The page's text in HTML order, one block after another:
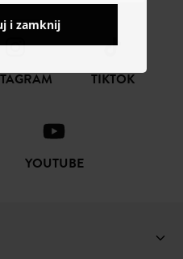
TIKTOK
YOUTUBE
i zamknij